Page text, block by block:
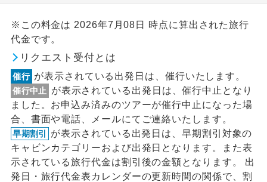
※この料金は 2026年7月08日 時点に算出された旅行
代金です。
リクエスト受付とは
催行 が表示されている出発日は、催行いたします。
催行中止
が表示されている出発日は、催行中止となり
ました。お申込み済みのツアーが催行中止になった場
合、書面や電話、メールにてご連絡いたします。
早期割引
が表示されている出発日は、早期割引対象の
キャビンカテゴリーおよび出発日となります。また表
示されている旅行代金は割引後の金額となります。 出
発日・旅行代金表カレンダーの更新時間の関係で、割